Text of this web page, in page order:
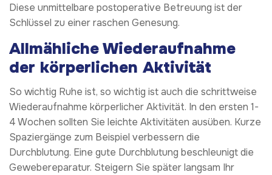
Diese unmittelbare postoperative Betreuung ist der
Schlüssel zu einer raschen Genesung.
Allmähliche Wiederaufnahme
der körperlichen Aktivität
So wichtig Ruhe ist, so wichtig ist auch die schrittweise
Wiederaufnahme körperlicher Aktivität. In den ersten 1-
4 Wochen sollten Sie leichte Aktivitäten ausüben. Kurze
Spaziergänge zum Beispiel verbessern die
Durchblutung. Eine gute Durchblutung beschleunigt die
Gewebereparatur. Steigern Sie später langsam Ihr